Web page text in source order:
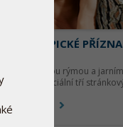
VÁS TYPICKÉ
trpíte sennou rýmou a
zajímat speciální tří
si více